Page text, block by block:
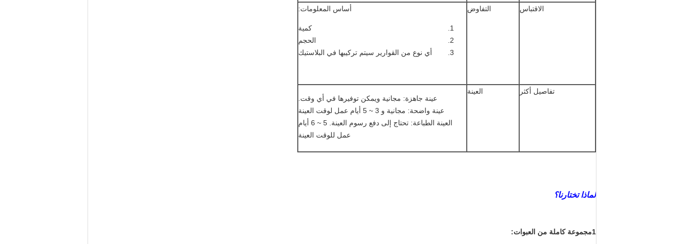
الاقتباس
التفاوض أساس المعلومات:
كمية
الحجم
أي نوع من القوارير سيتم تركيبها في البلاستيك
تفاصيل أكثر
العينة
عينة جاهزة: مجانية ويمكن توفيرها في أي وقت.
عينة واضحة: مجانية و 3 ~ 5 أيام عمل لوقت العينة
العينة الطباعة: تحتاج إلى دفع رسوم العينة. 5 ~ 6 أيام
عمل للوقت العينة
لماذا تختارنا؟
1مجموعة كاملة من العبوات: